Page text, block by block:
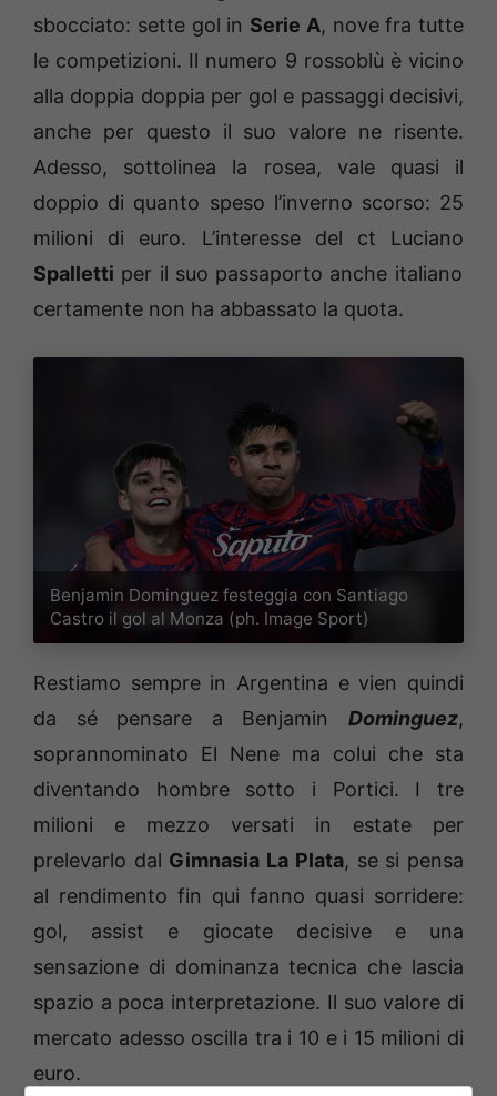
sbocciato: sette gol in Serie A, nove fra tutte
le competizioni. Il numero 9 rossoblù è vicino
alla doppia doppia per gol e passaggi decisivi,
anche per questo il suo valore ne risente.
Adesso, sottolinea la rosea, vale quasi il
doppio di quanto speso l’inverno scorso: 25
milioni di euro. L’interesse del ct Luciano
Spalletti per il suo passaporto anche italiano
certamente non ha abbassato la quota.
Benjamin Dominguez festeggia con Santiago
Castro il gol al Monza (ph. Image Sport)
Restiamo sempre in Argentina e vien quindi
da sé pensare a Benjamin Dominguez,
soprannominato El Nene ma colui che sta
diventando hombre sotto i Portici. I tre
milioni e mezzo versati in estate per
prelevarlo dal Gimnasia La Plata, se si pensa
al rendimento fin qui fanno quasi sorridere:
gol, assist e giocate decisive e una
sensazione di dominanza tecnica che lascia
spazio a poca interpretazione. Il suo valore di
mercato adesso oscilla tra i 10 e i 15 milioni di
euro.